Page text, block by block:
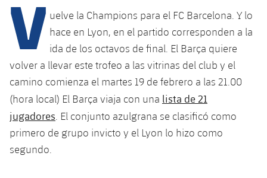
plusicon
más
Junta Directiva
Estructura ejecutiva
Organigramas
chevron-right
label.aria.chevronright
plusicon
más
Barça Academy
Más que un club
plusicon
más
Década a década
Calendario
Entradas
Resultados
Clasificaciones
Jugadoras
Actualidad
Calendario
Entradas
Resultados
Clasificaciones
Barça Legends
plusicon
más
Contacto
Jugadores
Partidos
Noticias
Formativo masculino
Actualidad
Fotos
Formativo femenino
Actualidad
Fotos
F. Barça Genuine
Campus Verano
V uelve la Champions para el FC Barcelona. Y lo
hace en Lyon, en el partido corresponden a la
ida de los octavos de final. El Barça quiere
volver a llevar este trofeo a las vitrinas del club y el
camino comienza el martes 19 de febrero a las 21.00
(hora local) El Barça viaja con una lista de 21
jugadores. El conjunto azulgrana se clasificó como
primero de grupo invicto y el Lyon lo hizo como
segundo.